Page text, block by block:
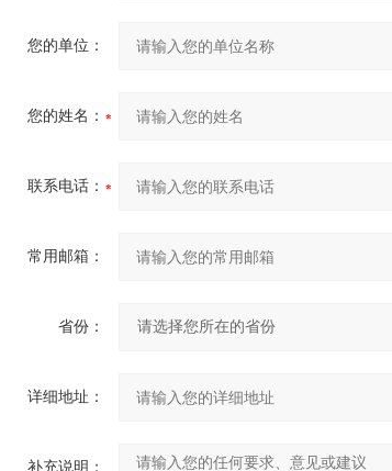
您的单位：
您的姓名：
联系电话：
常用邮箱：
省份：
详细地址：
补充说明：